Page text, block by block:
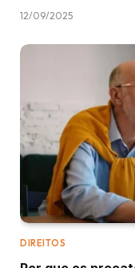
12/09/2025
DIREITOS